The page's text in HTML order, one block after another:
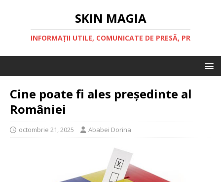
SKIN MAGIA
INFORMAȚII UTILE, COMUNICATE DE PRESĂ, PR
Cine poate fi ales președinte al
României
octombrie 21, 2025 Ababei Dorina